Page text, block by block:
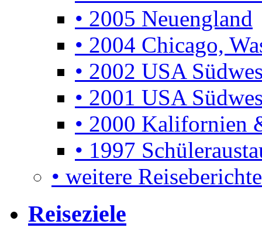
• 2005 Neuengland
• 2004 Chicago,
• 2002 USA
• 2001 USA
• 2000 Kalifornien
• 1997
• weitere
Reiseziele